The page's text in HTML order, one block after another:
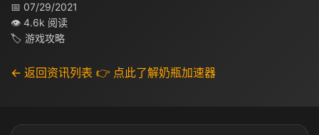
📅 07/29/2021
👁 4.6k 阅读
🏷 游戏攻略
← 返回资讯列表 👉 点此了解奶瓶加速器